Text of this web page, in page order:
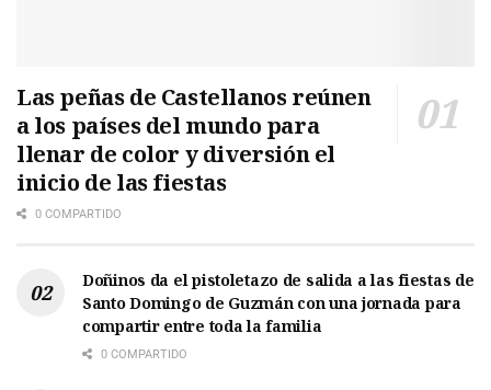
Las peñas de Castellanos reúnen
a los países del mundo para
llenar de color y diversión el
inicio de las fiestas
0 COMPARTIDO
Doñinos da el pistoletazo de salida a las fiestas de
Santo Domingo de Guzmán con una jornada para
compartir entre toda la familia
0 COMPARTIDO